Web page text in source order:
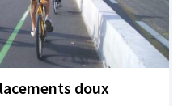
doux